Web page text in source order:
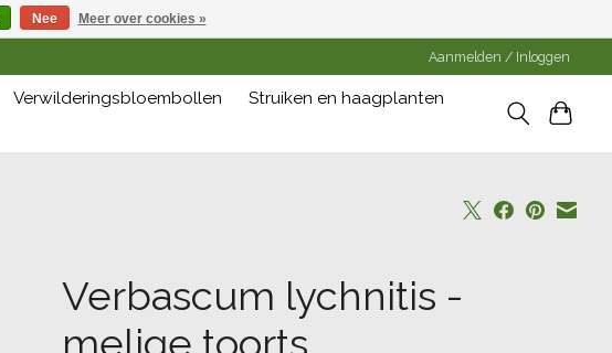
Aanmelden / Inloggen
Verwilderingsbloembollen
Struiken en haagplanten
Verbascum lychnitis -
Nee Meer over cookies »